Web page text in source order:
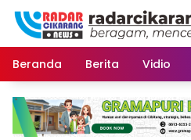
Skip
content
Beranda
Berita Vidio